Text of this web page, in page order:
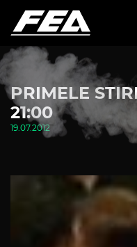
PRIMELE
21:00
19.07.2012